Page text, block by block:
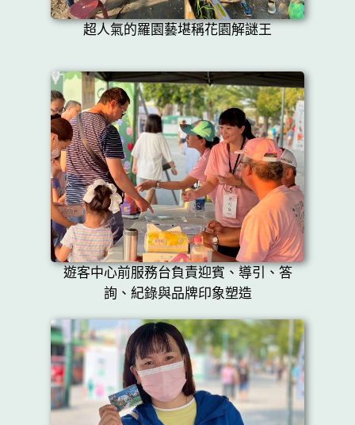
超人氣的羅園藝堪稱花園解謎王
遊客中心前服務台負責迎賓、導引、答
詢、紀錄與品牌印象塑造